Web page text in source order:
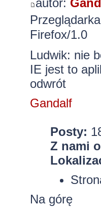
autor:
Firefox/1.0
Ludwik: nie
IE jest to
odwrót
Gandalf
Posty:
Z nami
Na górę